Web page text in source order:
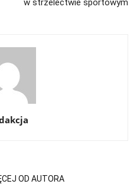
w strzelectwie sportowym
OD AUTORA